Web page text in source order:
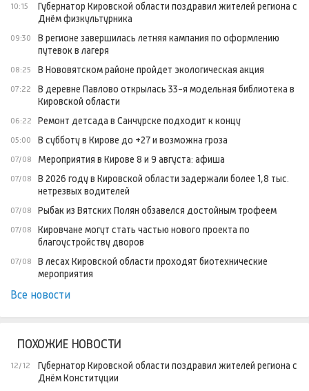
10:15
Губернатор Кировской области поздравил жителей региона с
Днём физкультурника
09:30
В регионе завершилась летняя кампания по оформлению
путевок в лагеря
08:25 В Нововятском районе пройдет экологическая акция
07:22
В деревне Павлово открылась 33-я модельная библиотека в
Кировской области
06:22 Ремонт детсада в Санчурске подходит к концу
05:00 В субботу в Кирове до +27 и возможна гроза
07/08 Мероприятия в Кирове 8 и 9 августа: афиша
07/08
В 2026 году в Кировской области задержали более 1,8 тыс.
нетрезвых водителей
07/08 Рыбак из Вятских Полян обзавелся достойным трофеем
07/08
Кировчане могут стать частью нового проекта по
благоустройству дворов
07/08
В лесах Кировской области проходят биотехнические
мероприятия
Все новости
ПОХОЖИЕ НОВОСТИ
12/12
Губернатор Кировской области поздравил жителей региона с
Днём Конституции